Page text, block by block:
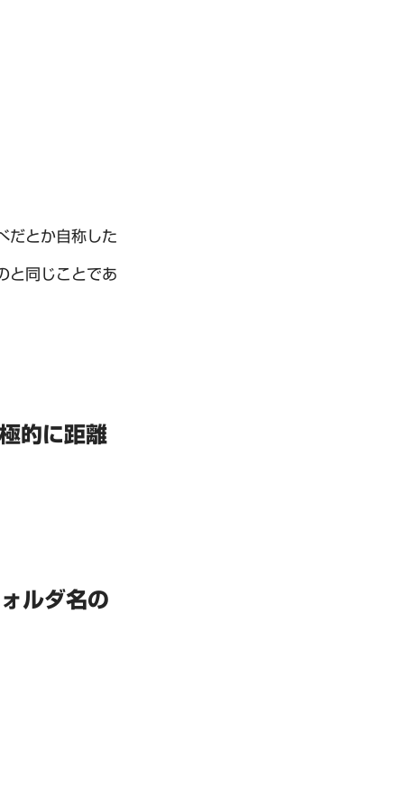
だとか自称した
と同じことであ
的に距離
ルダ名の